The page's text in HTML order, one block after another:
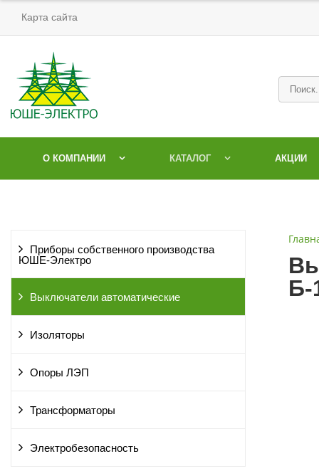
Карта сайта
О КОМПАНИИ КАТАЛОГ АКЦИИ
Приборы собственного производства
ЮШЕ-Электро
Выключатели автоматические
Изоляторы
Опоры ЛЭП
Трансформаторы
Электробезопасность
Б-